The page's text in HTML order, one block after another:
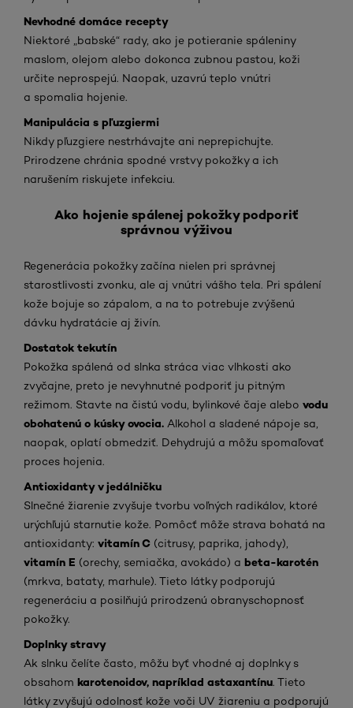
Nevhodné domáce recepty
Niektoré „babské“ rady, ako je potieranie spáleniny
maslom, olejom alebo dokonca zubnou pastou, koži
určite neprospejú. Naopak, uzavrú teplo vnútri
a spomalia hojenie.
Manipulácia s pľuzgiermi
Nikdy pľuzgiere nestrhávajte ani neprepichujte.
Prirodzene chránia spodné vrstvy pokožky a ich
narušením riskujete infekciu.
Ako hojenie spálenej pokožky podporiť
správnou výživou
Regenerácia pokožky začína nielen pri správnej
starostlivosti zvonku, ale aj vnútri vášho tela. Pri spálení
kože bojuje so zápalom, a na to potrebuje zvýšenú
dávku hydratácie aj živín.
Dostatok tekutín
Pokožka spálená od slnka stráca viac vlhkosti ako
zvyčajne, preto je nevyhnutné podporiť ju pitným
režimom. Stavte na čistú vodu, bylinkové čaje alebo vodu
obohatenú o kúsky ovocia. Alkohol a sladené nápoje sa,
naopak, oplatí obmedziť. Dehydrujú a môžu spomaľovať
proces hojenia.
Antioxidanty v jedálničku
Slnečné žiarenie zvyšuje tvorbu voľných radikálov, ktoré
urýchľujú starnutie kože. Pomôcť môže strava bohatá na
antioxidanty: vitamín C (citrusy, paprika, jahody),
vitamín E (orechy, semiačka, avokádo) a beta-karotén
(mrkva, bataty, marhule). Tieto látky podporujú
regeneráciu a posilňujú prirodzenú obranyschopnosť
pokožky.
Doplnky stravy
Ak slnku čelíte často, môžu byť vhodné aj doplnky s
obsahom karotenoidov, napríklad astaxantínu. Tieto
látky zvyšujú odolnosť kože voči UV žiareniu a podporujú